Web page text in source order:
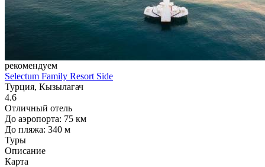
рекомендуем
Selectum Family Resort Side
Турция, Кызылагач
4.6
Отличный отель
До аэропорта: 75 км
До пляжа: 340 м
Туры
Описание
Карта